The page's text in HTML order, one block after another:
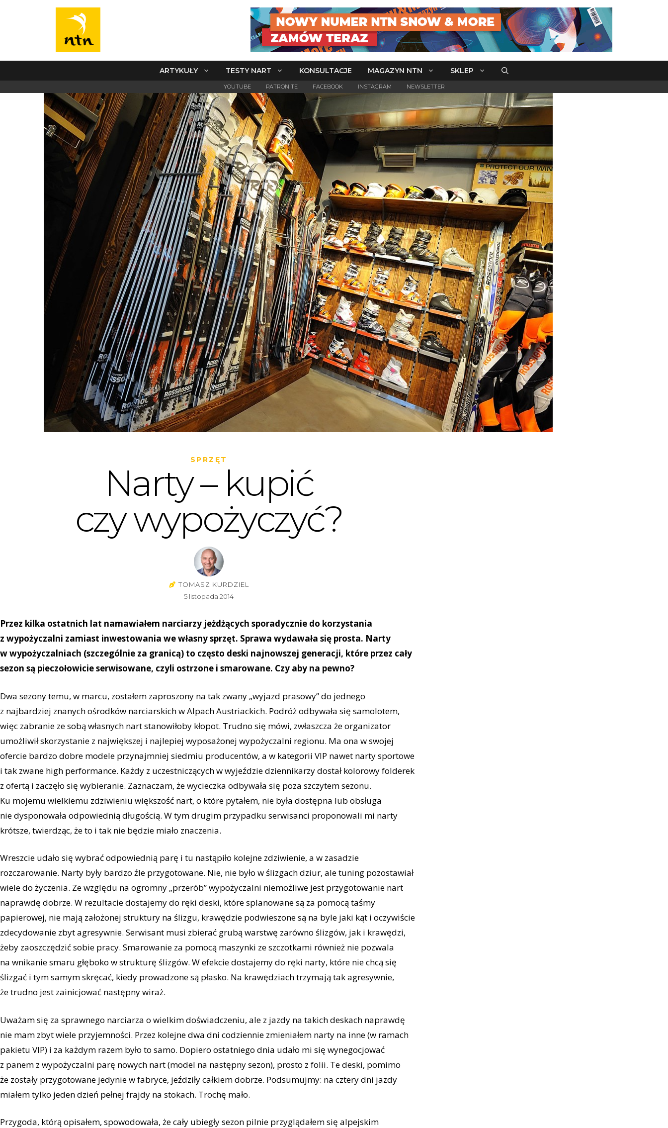
ARTYKUŁY TESTY NART KONSULTACJE MAGAZYN NTN SKLEP
YOUTUBE PATRONITE FACEBOOK INSTAGRAM NEWSLETTER
SPRZĘT
Narty – kupić
czy wypożyczyć?
TOMASZ KURDZIEL
5 listopada 2014
Przez kilka ostatnich lat namawiałem narciarzy jeżdżących sporadycznie do korzystania
z wypożyczalni zamiast inwestowania we własny sprzęt. Sprawa wydawała się prosta. Narty
w wypożyczalniach (szczególnie za granicą) to często deski najnowszej generacji, które przez cały
sezon są pieczołowicie serwisowane, czyli ostrzone i smarowane. Czy aby na pewno?
Dwa sezony temu, w marcu, zostałem zaproszony na tak zwany „wyjazd prasowy” do jednego
z najbardziej znanych ośrodków narciarskich w Alpach Austriackich. Podróż odbywała się samolotem,
więc zabranie ze sobą własnych nart stanowiłoby kłopot. Trudno się mówi, zwłaszcza że organizator
umożliwił skorzystanie z największej i najlepiej wyposażonej wypożyczalni regionu. Ma ona w swojej
ofercie bardzo dobre modele przynajmniej siedmiu producentów, a w kategorii VIP nawet narty sportowe
i tak zwane high performance. Każdy z uczestniczących w wyjeździe dziennikarzy dostał kolorowy folderek
z ofertą i zaczęło się wybieranie. Zaznaczam, że wycieczka odbywała się poza szczytem sezonu.
Ku mojemu wielkiemu zdziwieniu większość nart, o które pytałem, nie była dostępna lub obsługa
nie dysponowała odpowiednią długością. W tym drugim przypadku serwisanci proponowali mi narty
krótsze, twierdząc, że to i tak nie będzie miało znaczenia.
Wreszcie udało się wybrać odpowiednią parę i tu nastąpiło kolejne zdziwienie, a w zasadzie
rozczarowanie. Narty były bardzo źle przygotowane. Nie, nie było w ślizgach dziur, ale tuning pozostawiał
wiele do życzenia. Ze względu na ogromny „przerób” wypożyczalni niemożliwe jest przygotowanie nart
naprawdę dobrze. W rezultacie dostajemy do ręki deski, które splanowane są za pomocą taśmy
papierowej, nie mają założonej struktury na ślizgu, krawędzie podwieszone są na byle jaki kąt i oczywiście
zdecydowanie zbyt agresywnie. Serwisant musi zbierać grubą warstwę zarówno ślizgów, jak i krawędzi,
żeby zaoszczędzić sobie pracy. Smarowanie za pomocą maszynki ze szczotkami również nie pozwala
na wnikanie smaru głęboko w strukturę ślizgów. W efekcie dostajemy do ręki narty, które nie chcą się
ślizgać i tym samym skręcać, kiedy prowadzone są płasko. Na krawędziach trzymają tak agresywnie,
że trudno jest zainicjować następny wiraż.
Uważam się za sprawnego narciarza o wielkim doświadczeniu, ale z jazdy na takich deskach naprawdę
nie mam zbyt wiele przyjemności. Przez kolejne dwa dni codziennie zmieniałem narty na inne (w ramach
pakietu VIP) i za każdym razem było to samo. Dopiero ostatniego dnia udało mi się wynegocjować
z panem z wypożyczalni parę nowych nart (model na następny sezon), prosto z folii. Te deski, pomimo
że zostały przygotowane jedynie w fabryce, jeździły całkiem dobrze. Podsumujmy: na cztery dni jazdy
miałem tylko jeden dzień pełnej frajdy na stokach. Trochę mało.
Przygoda, którą opisałem, spowodowała, że cały ubiegły sezon pilnie przyglądałem się alpejskim